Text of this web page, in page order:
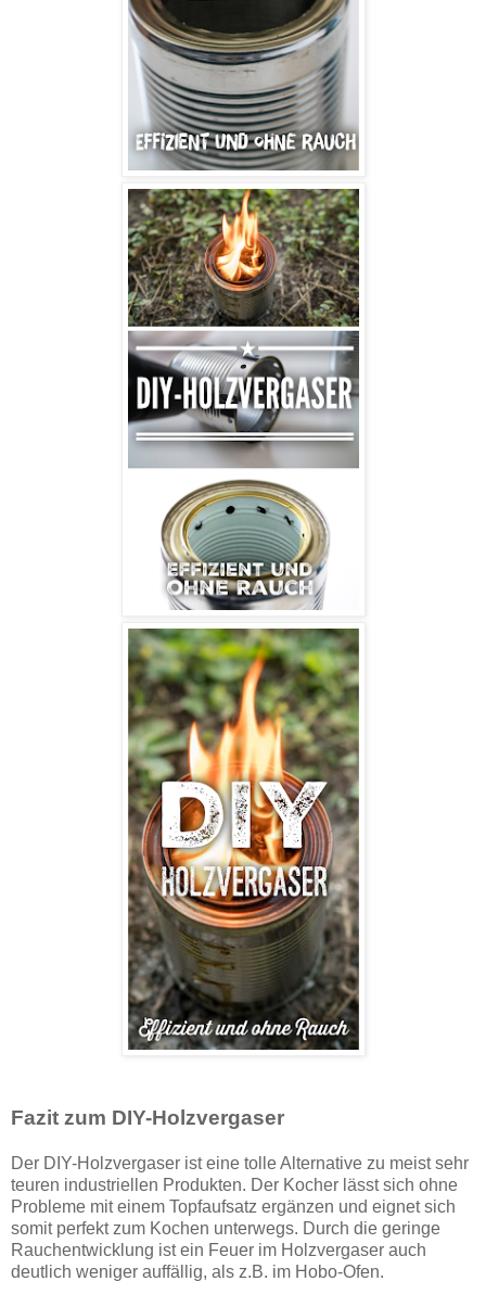
Fazit zum DIY-Holzvergaser
Der DIY-Holzvergaser ist eine tolle Alternative zu meist sehr
teuren industriellen Produkten. Der Kocher lässt sich ohne
Probleme mit einem Topfaufsatz ergänzen und eignet sich
somit perfekt zum Kochen unterwegs. Durch die geringe
Rauchentwicklung ist ein Feuer im Holzvergaser auch
deutlich weniger auffällig, als z.B. im Hobo-Ofen.